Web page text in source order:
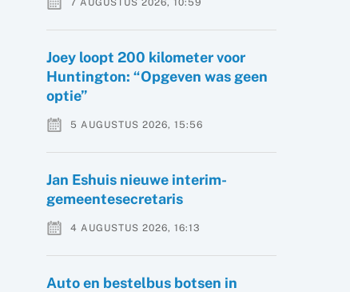
Joey loopt 200 kilometer voor
Huntington: “Opgeven was geen
optie”
5 AUGUSTUS 2026, 15:56
Jan Eshuis nieuwe interim-
gemeentesecretaris
4 AUGUSTUS 2026, 16:13
Auto en bestelbus botsen in